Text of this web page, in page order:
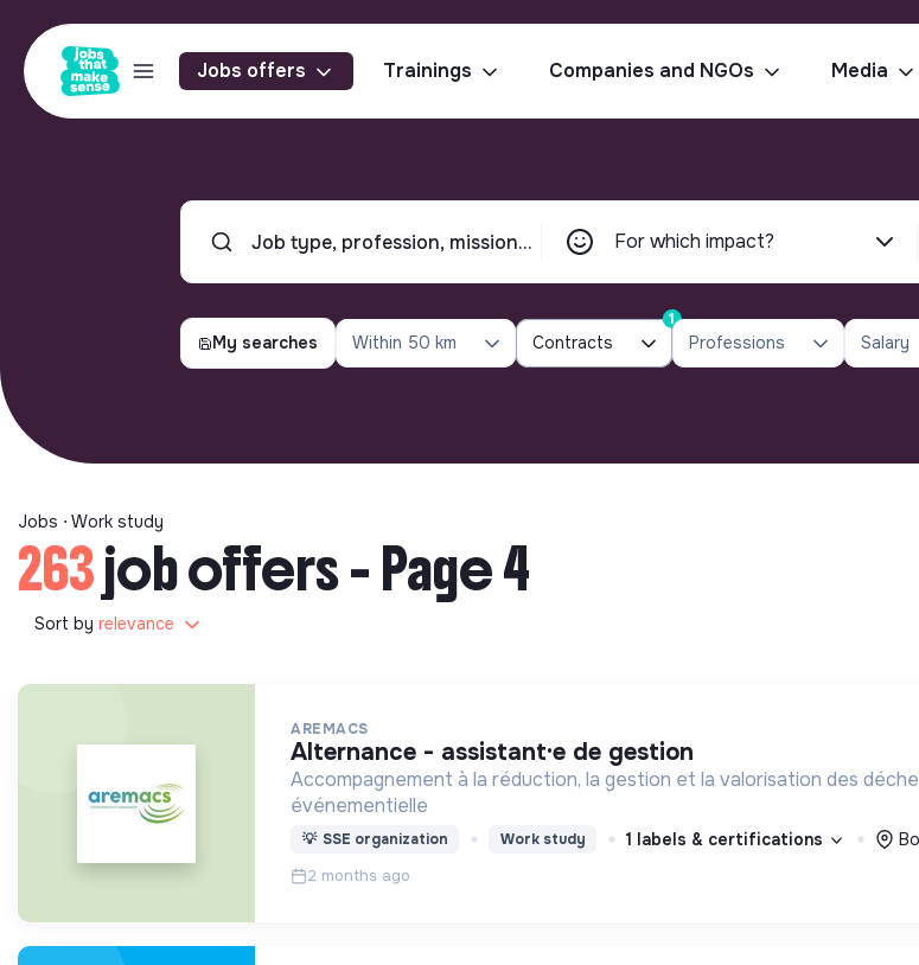
Jobs offers Trainings Companies and NGOs Media
For which impact?
My searches Within 50 km Contracts
1
Professions Salary
Jobs ⋅ Work study
263job offers - Page 4
Sort by relevance
AREMACS
alternance - assistant·e de gestion
Accompagnement à la réduction, la gestion et la valorisation des
événementielle
💡 SSE organization Work study 1 labels & certifications
2 months ago